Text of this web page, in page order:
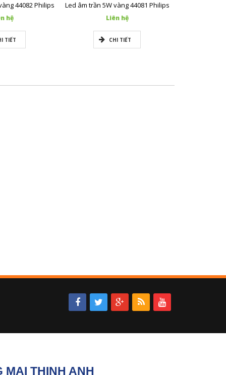
44082 Philips
hệ
TIẾT
Led âm trần 5W vàng 44081 Philips
Liên hệ
CHI TIẾT
THỊNH ANH